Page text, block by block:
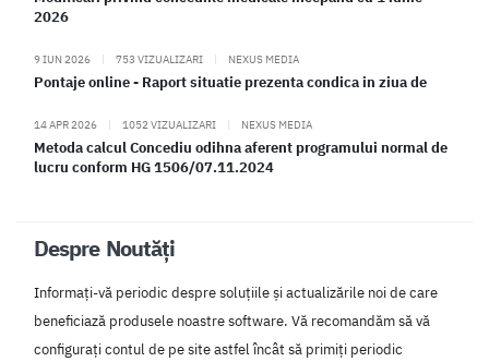
2026
9 IUN 2026 | 753 VIZUALIZARI | NEXUS MEDIA
Pontaje online - Raport situatie prezenta condica in ziua de
14 APR 2026 | 1052 VIZUALIZARI | NEXUS MEDIA
Metoda calcul Concediu odihna aferent programului normal de
lucru conform HG 1506/07.11.2024
Despre Noutăți
Informați-vă periodic despre soluțiile și actualizările noi de care
beneficiază produsele noastre software. Vă recomandăm să vă
configurați contul de pe site astfel încât să primiți periodic